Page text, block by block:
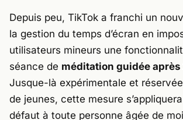
Depuis peu, TikTok a franchi un
la gestion du temps d’écran en
utilisateurs mineurs une
séance de méditation guidée après
Jusque-là expérimentale et
de jeunes, cette mesure
défaut à toute personne âgée de